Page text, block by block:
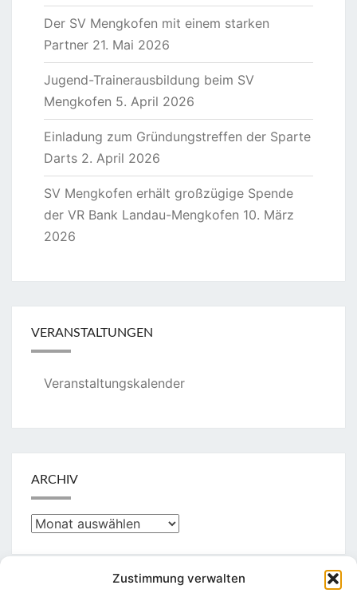
Zustimmung verwalten
Der SV Mengkofen mit einem starken
Partner 21. Mai 2026
Jugend-Trainerausbildung beim SV
Mengkofen 5. April 2026
Einladung zum Gründungstreffen der Sparte
Darts 2. April 2026
SV Mengkofen erhält großzügige Spende
der VR Bank Landau-Mengkofen 10. März
2026
VERANSTALTUNGEN
Veranstaltungskalender
ARCHIV
Archiv